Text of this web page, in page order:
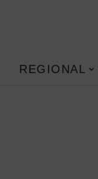
REGIONAL